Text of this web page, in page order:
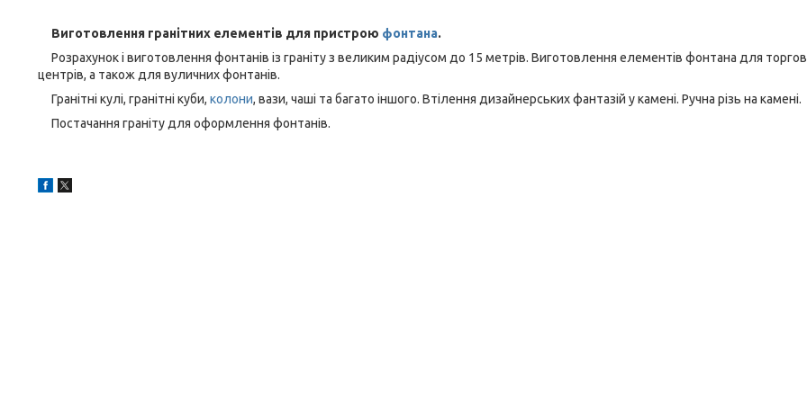
Виготовлення гранітних елементів для пристрою фонтана.
Розрахунок і виготовлення фонтанів із граніту з великим радіусом до 15 метрів. Виготовлення елементів фонтана для
центрів, а також для вуличних фонтанів.
Гранітні кулі, гранітні куби, колони, вази, чаші та багато іншого. Втілення дизайнерських фантазій у камені. Ручна різь на камені.
Постачання граніту для оформлення фонтанів.